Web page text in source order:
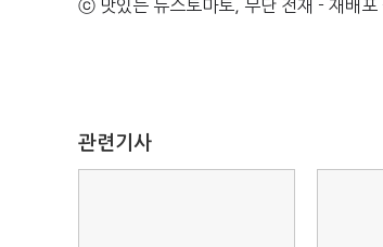
ⓒ 맛있는 뉴스토마토, 무단 전재 - 재배포
관련기사